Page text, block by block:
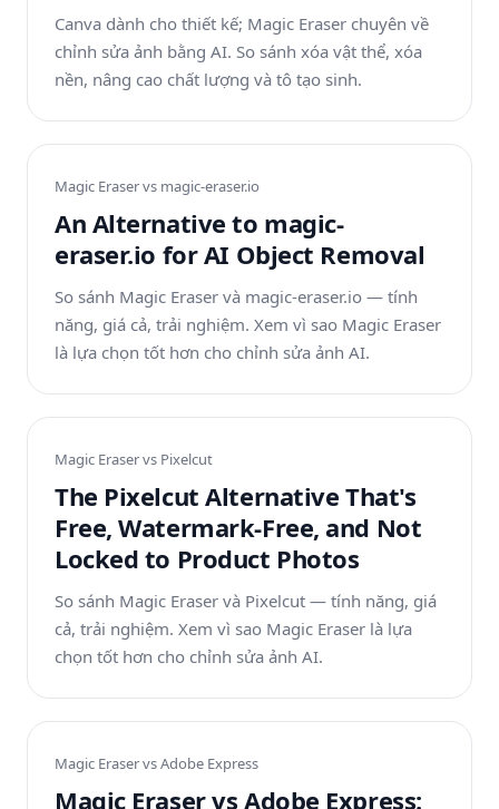
Canva dành cho thiết kế; Magic Eraser chuyên về
chỉnh sửa ảnh bằng AI. So sánh xóa vật thể, xóa
nền, nâng cao chất lượng và tô tạo sinh.
Magic Eraser vs magic-eraser.io
An Alternative to magic-
eraser.io for AI Object Removal
So sánh Magic Eraser và magic-eraser.io — tính
năng, giá cả, trải nghiệm. Xem vì sao Magic Eraser
là lựa chọn tốt hơn cho chỉnh sửa ảnh AI.
Magic Eraser vs Pixelcut
The Pixelcut Alternative That's
Free, Watermark-Free, and Not
Locked to Product Photos
So sánh Magic Eraser và Pixelcut — tính năng, giá
cả, trải nghiệm. Xem vì sao Magic Eraser là lựa
chọn tốt hơn cho chỉnh sửa ảnh AI.
Magic Eraser vsAdobe Express
Magic Eraser vs Adobe Express: